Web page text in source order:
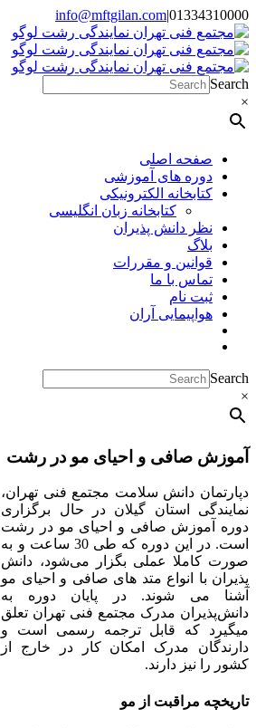
Skip
to
content
01334310000
|
info@mftgilan.com
Instagram
LinkedIn
Search
×
صفحه اصلی
دوره های آموزشی
کتابخانه الکترونیکی
کتابخانه زبان انگلیسی
نظر دانش پذیران
بلاگ
قوانین و مقررات
تماس با ما
ثبت نام
هواپیمایی آران
Search
×
آموزش صافی و احیای مو در رشت
دپارتمان دانش سلامت مجتمع فنی تهران،
نمایندگی استان گیلان در حال برگزاری
دوره آموزش صافی و احیای مو در رشت
است. در این دوره که طی 30 ساعت و به
صورت کاملا عملی بگزار می‌شود، دانش
پذیران با انواع متد های صافی و احیای مو
آشنا می شوند. در پایان دوره به
دانش‌پذیران مدرک مجتمع فنی تهران تعلق
میگیرد که قابل ترجمه رسمی است و
دارندگان مدرک امکان کار در خارج از
کشور را نیز دارند.
تاریخچه مراقبت از مو